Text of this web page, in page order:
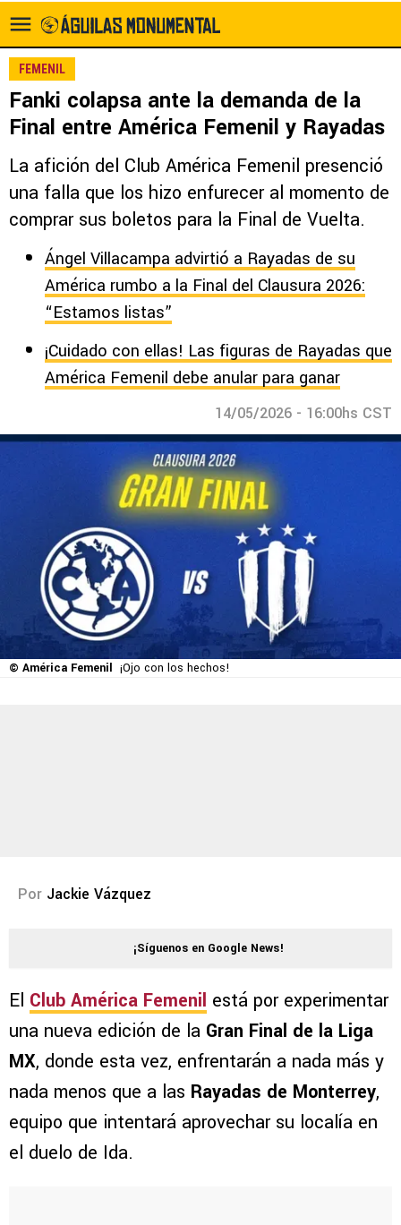
FEMENIL
Fanki colapsa ante la demanda de la
Final entre América Femenil y Rayadas
La afición del Club América Femenil presenció
una falla que los hizo enfurecer al momento de
comprar sus boletos para la Final de Vuelta.
Ángel Villacampa advirtió a Rayadas de su
América rumbo a la Final del Clausura 2026:
“Estamos listas”
¡Cuidado con ellas! Las figuras de Rayadas que
América Femenil debe anular para ganar
14/05/2026 - 16:00hs CST
© América Femenil ¡Ojo con los hechos!
Por Jackie Vázquez
¡Síguenos en Google News!
El Club América Femenil está por experimentar
una nueva edición de la Gran Final de la Liga
MX, donde esta vez, enfrentarán a nada más y
nada menos que a las Rayadas de Monterrey,
equipo que intentará aprovechar su localía en
el duelo de Ida.